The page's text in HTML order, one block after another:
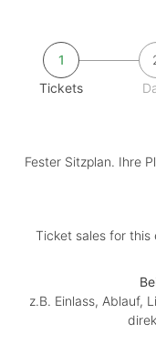
1
Tickets
Fester Sitzplan. Ihre
Ticket sales for this
z.B. Einlass, Ablauf,